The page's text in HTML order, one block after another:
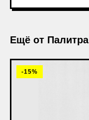
Ещё от Палитра
-15%